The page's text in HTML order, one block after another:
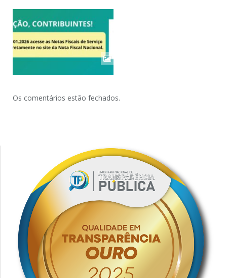
Os comentários estão fechados.